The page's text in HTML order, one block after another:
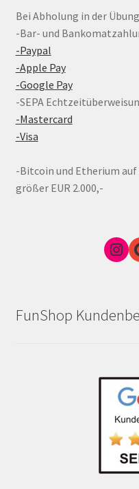
Bei Abholung in der
-Bar- und
-Paypal
-Apple Pay
-Google Pay
-SEPA
-Mastercard
-Visa
-Bitcoin und Etherium
größer EUR 2.000,-
FunShop